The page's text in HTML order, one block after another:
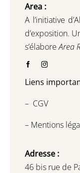
Area :
A l’initiative
d’exposition.
s’élaboreArea
Liens
– CGV
– Mentions
Adresse :
46 bis rue de